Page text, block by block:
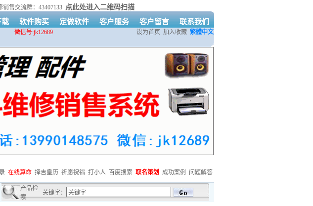
售交流群：43407133 点此处进入二维码扫描
载 软件购买 定做软件 客户服务 客户留言 联系我们
微信号:jk12689 设为首页 加入收藏 繁體中文
在线算命 择吉皇历 祈愿祝福 打小人 百度搜索 取名策划 成功案例 问题解答
，货物运输可能会延迟 买软件送软件活动开始啦！详情QQ咨询：479247963
产品检
索
关键字：